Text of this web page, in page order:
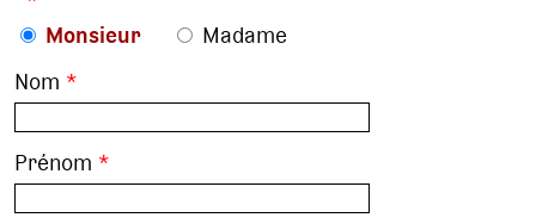
Monsieur
Madame
Nom *
Prénom *